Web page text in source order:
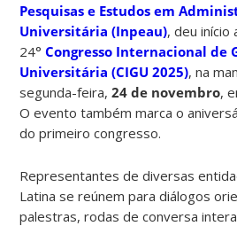
Pesquisas e Estudos em
Universitária (Inpeau), deu início
24°Congresso Internacional de
Universitária (CIGU 2025), na
segunda-feira,24 de novembro,
O evento também marca o
do primeiro congresso.
Representantes de diversas
Latina se reúnem para diálogos
palestras, rodas de conversa